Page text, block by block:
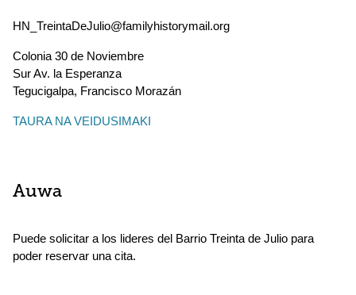
HN_TreintaDeJulio@familyhistorymail.org
Colonia 30 de Noviembre
Sur Av. la Esperanza
Tegucigalpa, Francisco Morazán
TAURA NA VEIDUSIMAKI
Auwa
Puede solicitar a los lideres del Barrio Treinta de Julio para
poder reservar una cita.